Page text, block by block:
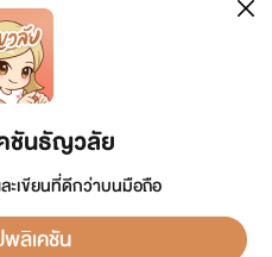
ชันธัญวลัย
ะเขียนที่ดีกว่าบนมือถือ
ลิเคชัน
วามใดๆ ทั้งสิ้น ดังนั้นผู้อ่านทุกท่านโปรดใช้
พบข้อความใดๆ ที่ขัดต่อกฎหมายและศีลธรรม
ได้ดำเนินการในทันที ทั้งนี้ ทางเว็บไซต์ขอสงวน
.2558